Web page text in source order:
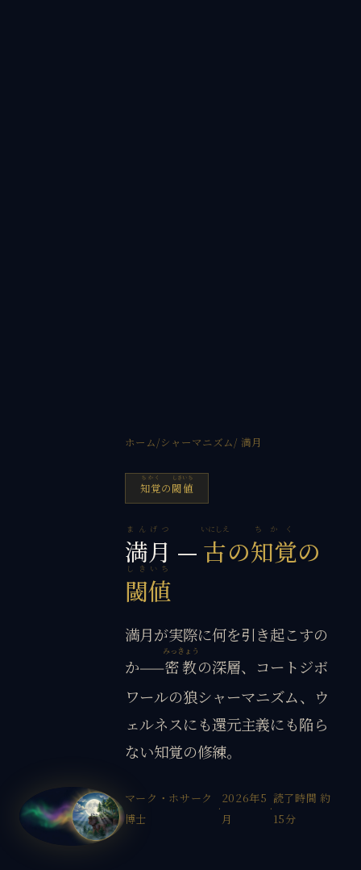
ホーム/シャーマニズム/ 満月
知覚
ちかく
の閾値
しきいち
満月
まんげつ
— 古
いにしえ
の知覚
ちかく
の
閾値
しきいち
満月が実際に何を引き起こすの
か——密教
みっきょう
の深層、コートジボ
ワールの狼シャーマニズム、ウ
ェルネスにも還元主義にも陥ら
ない知覚の修練。
マーク・ホサーク
博士
·
2026年5
月
·
読了時間 約
15分